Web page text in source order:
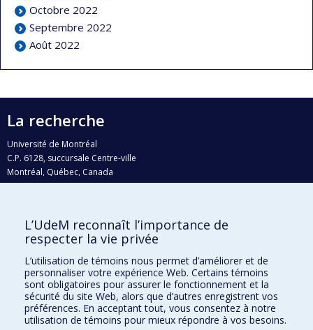
Octobre 2022
Septembre 2022
Août 2022
La recherche
Université de Montréal
C.P. 6128, succursale Centre-ville
Montréal, Québec, Canada
H3C 3J7
Qui fait quoi?
Nous trouver
Plan du site
Accessibilité
L’UdeM reconnaît l’importance de
respecter la vie privée
L’utilisation de témoins nous permet d’améliorer et de
personnaliser votre expérience Web. Certains témoins
sont obligatoires pour assurer le fonctionnement et la
sécurité du site Web, alors que d’autres enregistrent vos
préférences. En acceptant tout, vous consentez à notre
utilisation de témoins pour mieux répondre à vos besoins.